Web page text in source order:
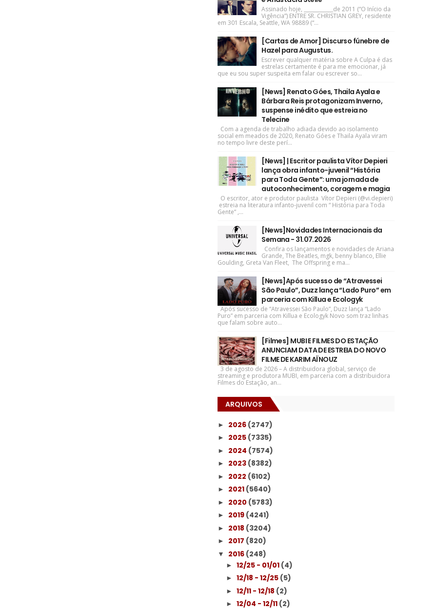
Assinado hoje, ____________de 2011 (“O Início da
Vigência”) ENTRE SR. CHRISTIAN GREY, residente
em 301 Escala, Seattle, WA 98889 (“...
[Cartas de Amor] Discurso fúnebre de
Hazel para Augustus.
Escrever qualquer matéria sobre A Culpa é das
estrelas certamente é para me emocionar, já
que eu sou super suspeita em falar ou escrever so...
[News] Renato Góes, Thaila Ayala e
Bárbara Reis protagonizam Inverno,
suspense inédito que estreia no
Telecine
Com a agenda de trabalho adiada devido ao isolamento
social em meados de 2020, Renato Góes e Thaila Ayala viram
no tempo livre deste perí...
[News] | Escritor paulista Vítor Depieri
lança obra infanto-juvenil “História
para Toda Gente”: uma jornada de
autoconhecimento, coragem e magia
O escritor, ator e produtor paulista Vítor Depieri (@vi.depieri)
estreia na literatura infanto-juvenil com “ História para Toda
Gente” ,...
[News]Novidades Internacionais da
Semana - 31.07.2026
Confira os lançamentos e novidades de Ariana
Grande, The Beatles, mgk, benny blanco, Ellie
Goulding, Greta Van Fleet, The Offspring e ma...
[News]Após sucesso de “Atravessei
São Paulo”, Duzz lança “Lado Puro” em
parceria com Killua e Ecologyk
Após sucesso de “Atravessei São Paulo”, Duzz lança “Lado
Puro” em parceria com Killua e Ecologyk Novo som traz linhas
que falam sobre auto...
[Filmes] MUBI E FILMES DO ESTAÇÃO
ANUNCIAM DATA DE ESTREIA DO NOVO
FILME DE KARIM AÏNOUZ
3 de agosto de 2026 – A distribuidora global, serviço de
streaming e produtora MUBI, em parceria com a distribuidora
Filmes do Estação, an...
ARQUIVOS
► 2026 (2747)
► 2025 (7335)
► 2024 (7574)
► 2023 (8382)
► 2022 (6102)
► 2021 (5640)
► 2020 (5783)
► 2019 (4241)
► 2018 (3204)
► 2017 (820)
▼ 2016 (248)
►12/25 - 01/01 (4)
►12/18 - 12/25 (5)
►12/11 - 12/18 (2)
►12/04 - 12/11 (2)